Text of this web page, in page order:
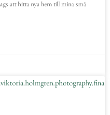
att hitta nya hem till mina små